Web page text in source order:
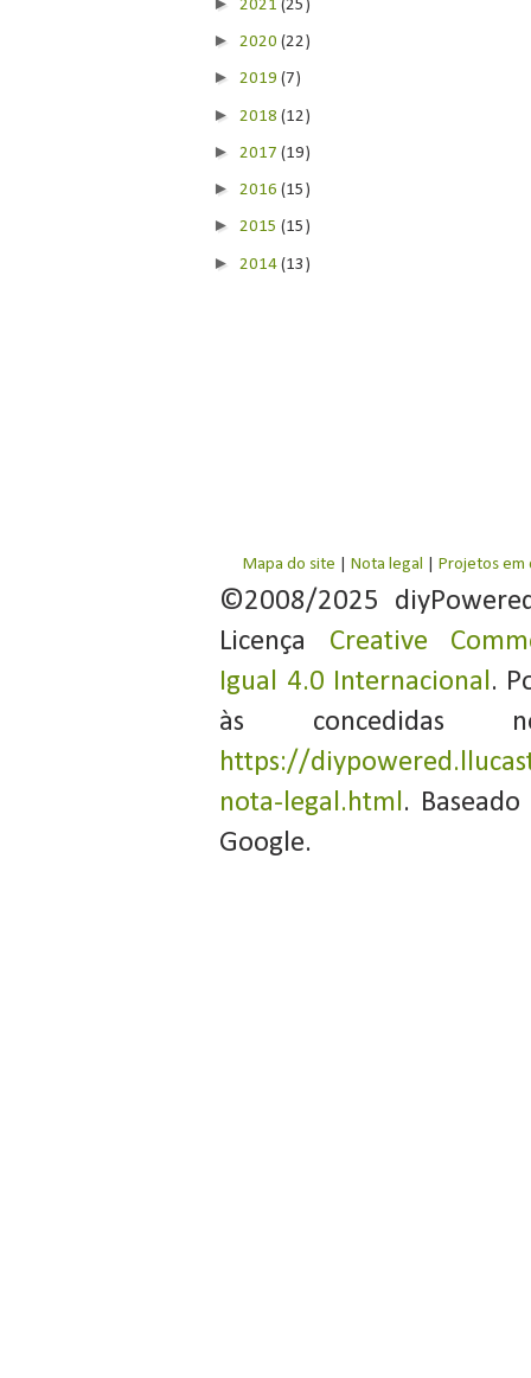
2021(25)
► 2020(22)
► 2019(7)
► 2018(12)
► 2017(19)
► 2016(15)
► 2015(15)
► 2014(13)
Mapa do site Nota legal Projetos em
©2008/2025
Licença Creative
Igual 4.0 Internacional .
às concedidas
https://
nota-legal.html .
Google.